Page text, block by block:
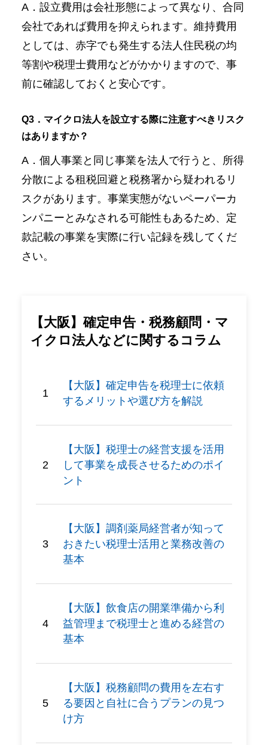
A．設立費用は会社形態によって異なり、合同
会社であれば費用を抑えられます。維持費用
としては、赤字でも発生する法人住民税の均
等割や税理士費用などがかかりますので、事
前に確認しておくと安心です。
Q3．マイクロ法人を設立する際に注意すべきリスク
はありますか？
A．個人事業と同じ事業を法人で行うと、所得
分散による租税回避と税務署から疑われるリ
スクがあります。事業実態がないペーパーカ
ンパニーとみなされる可能性もあるため、定
款記載の事業を実際に行い記録を残してくだ
さい。
【大阪】確定申告・税務顧問・マ
イクロ法人などに関するコラム
【大阪】確定申告を税理士に依頼
するメリットや選び方を解説
【大阪】税理士の経営支援を活用
して事業を成長させるためのポイ
ント
【大阪】調剤薬局経営者が知って
おきたい税理士活用と業務改善の
基本
【大阪】飲食店の開業準備から利
益管理まで税理士と進める経営の
基本
【大阪】税務顧問の費用を左右す
る要因と自社に合うプランの見つ
け方